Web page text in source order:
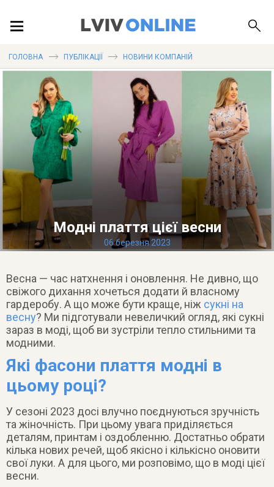
ЛОКАЦІЇ
ПУБЛІКАЦІЇ
ДОВІДКА
ГОЛОВНА ПУБЛІКАЦІЇ НОВИНИ КОМПАНІЙ
Модні плаття цієї весни
06 березня 2023
Весна — час натхнення і оновлення. Не дивно, що
свіжого дихання хочеться додати й власному
гардеробу. А що може бути краще, ніж сукні на
весну? Ми підготували невеличкий огляд, які сукні
зараз в моді, щоб ви зустріли тепло стильними та
модними.
Які фасони плаття модні в
цьому році?
У сезоні 2023 досі влучно поєднуються зручність
та жіночність. При цьому увага приділяється
деталям, принтам і оздобленню. Достатньо обрати
кілька нових речей, щоб якісно і кількісно оновити
свої луки. А для цього, ми розповімо, що в моді цієї
весни.